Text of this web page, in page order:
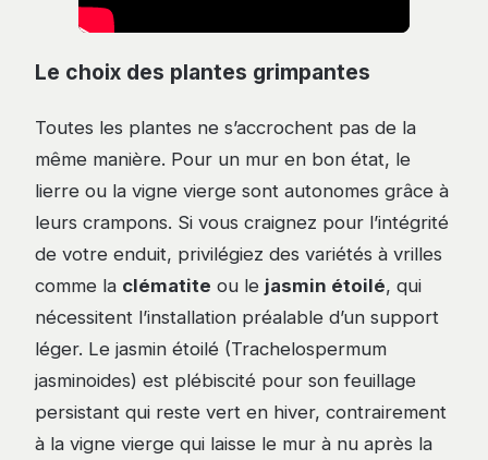
Le choix des plantes grimpantes
Toutes les plantes ne s’accrochent pas de la
même manière. Pour un mur en bon état, le
lierre ou la vigne vierge sont autonomes grâce à
leurs crampons. Si vous craignez pour l’intégrité
de votre enduit, privilégiez des variétés à vrilles
comme la clématite ou le jasmin étoilé, qui
nécessitent l’installation préalable d’un support
léger. Le jasmin étoilé (Trachelospermum
jasminoides) est plébiscité pour son feuillage
persistant qui reste vert en hiver, contrairement
à la vigne vierge qui laisse le mur à nu après la